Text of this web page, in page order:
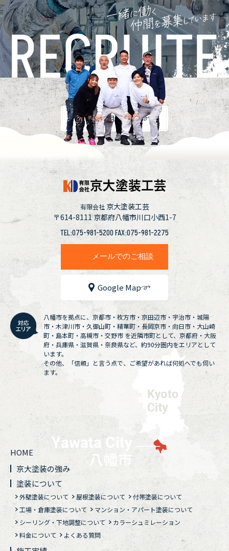
採用情報
有限会社 京大塗装工芸
〒614-8111京都府八幡市川口小西1-7
TEL:075-981-5200 FAX:075-981-2275
メールでのご相談
Google Map
八幡市を拠点に、京都市・枚方市・京田辺市・宇治市・城陽
市・木津川市・久御山町・精華町・長岡京市・向日市・大山崎
町・島本町・高槻市・交野市 を近隣市町として、京都府・大阪
府・兵庫県・滋賀県・奈良県など、約90分圏内をエリアとして
います。
その他、「信頼」と言う点で、ご希望があれば何処へでも伺い
ます。
HOME
京大塗装の強み
塗装について
外壁塗装について 屋根塗装について
付帯塗装について
工場・倉庫塗装について
マンション・アパート塗装について
シーリング・下地調整について
カラーシュミレーション
料金について
よくある質問